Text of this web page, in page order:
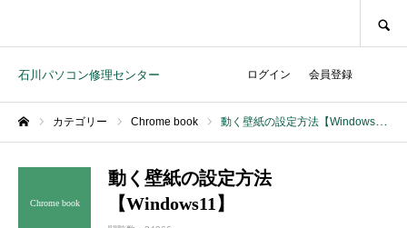
石川パソコン修理センター ログイン 会員登録
カテゴリー Chrome book 動く壁紙の設定方法【Windows11】
Chrome book
動く壁紙の設定方法
【Windows11】